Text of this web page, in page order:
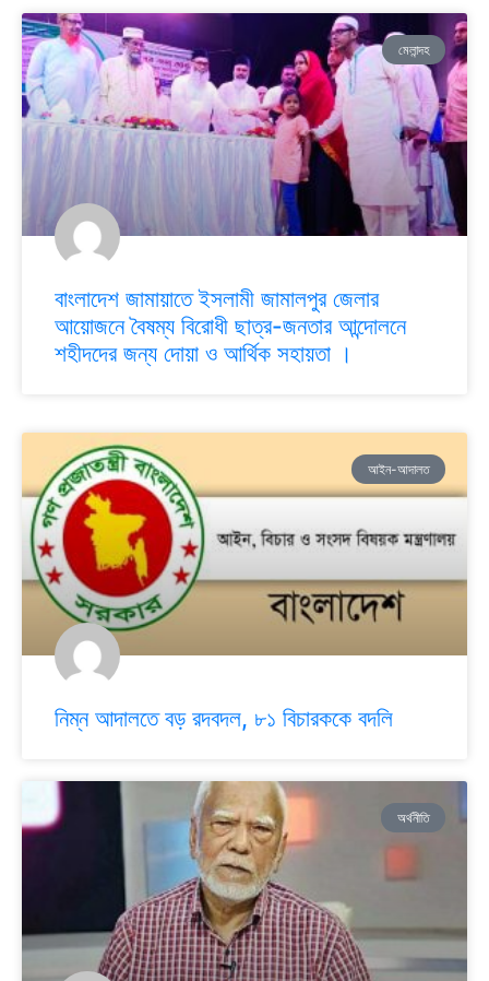
মেলান্দহ
বাংলাদেশ জামায়াতে ইসলামী জামালপুর জেলার
আয়োজনে বৈষম্য বিরোধী ছাত্র-জনতার আন্দোলনে
শহীদদের জন্য দোয়া ও আর্থিক সহায়তা ।
আইন-আদালত
নিম্ন আদালতে বড় রদবদল, ৮১ বিচারককে বদলি
অর্থনীতি